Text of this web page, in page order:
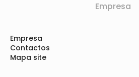
Empresa
Empresa
Contactos
Mapa site